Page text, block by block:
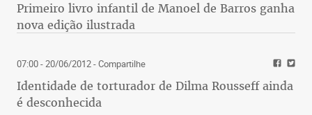
Primeiro livro infantil de Manoel de Barros ganha
nova edição ilustrada
07:00 - 20/06/2012- Compartilhe
Identidade de torturador de Dilma Rousseff ainda
é desconhecida